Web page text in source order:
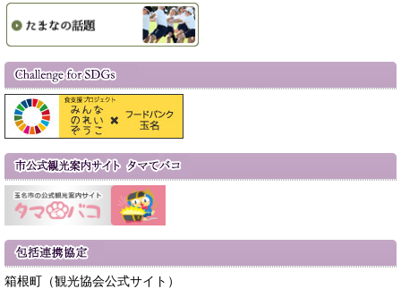
箱根町（観光協会公式サイト）